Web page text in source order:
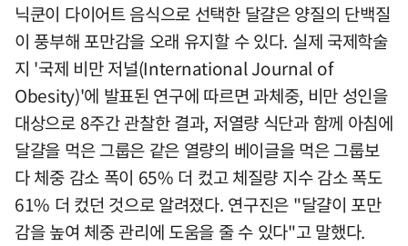
닉쿤이 다이어트 음식으로 선택한 달걀은 양질의 단백질
이 풍부해 포만감을 오래 유지할 수 있다. 실제 국제학술
지 '국제 비만 저널(International Journal of
Obesity)'에 발표된 연구에 따르면 과체중, 비만 성인을
대상으로 8주간 관찰한 결과, 저열량 식단과 함께 아침에
달걀을 먹은 그룹은 같은 열량의 베이글을 먹은 그룹보
다 체중 감소 폭이 65% 더 컸고 체질량 지수 감소 폭도
61% 더 컸던 것으로 알려졌다. 연구진은 "달걀이 포만
감을 높여 체중 관리에 도움을 줄 수 있다"고 말했다.